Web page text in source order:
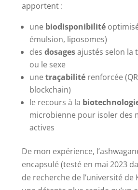
apportent :
une biodisponibilité
émulsion, liposomes)
des dosagesajustés selon la
ou le sexe
unetraçabilitérenforcée
blockchain)
le recours à la
microbienne pour isoler des
actives
De mon expérience,
encapsulé (testé en mai 2023
de recherche de l’université de